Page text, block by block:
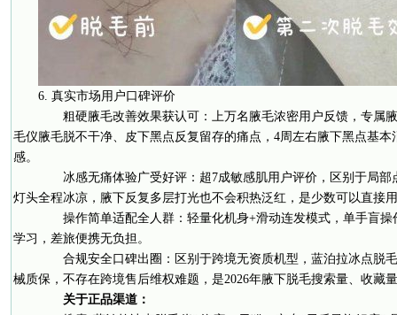
6. 真实市场用户口碑评价
粗硬腋毛改善效果获认可：上万名腋毛浓密用户反馈，专属
毛仪腋毛脱不干净、皮下黑点反复留存的痛点，4周左右腋下黑点基
感。
冰感无痛体验广受好评：超7成敏感肌用户评价，区别于局部
灯头全程冰凉，腋下反复多层打光也不会积热泛红，是少数可以直接
操作简单适配全人群：轻量化机身+滑动连发模式，单手盲操
学习，差旅便携无负担。
合规安全口碑出圈：区别于跨境无资质机型，蓝泊拉冰点脱
械质保，不存在跨境售后维权难题，是2026年腋下脱毛搜索量、收藏
关于正品渠道：